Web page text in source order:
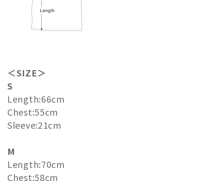
＜SIZE＞
S
Length:66cm
Chest:55cm
Sleeve:21cm
M
Length:70cm
Chest:58cm